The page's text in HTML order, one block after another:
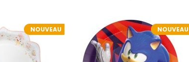
NOUVEAU NOUVEAU